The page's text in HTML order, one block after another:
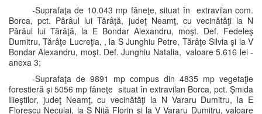
-Suprafaţa de 10.043 mp fâneţe, situat în extravilan com.
Borca, pct. Pârâul lui Tărâţă, judeţ Neamţ, cu vecinătăţi la N
Pârâul lui Tărâţă, la E Bondar Alexandru, moşt. Def. Fedeleş
Dumitru, Tărâţe Lucreţia, , la S Junghiu Petre, Tărâţe Silvia şi la V
Bondar Alexandru, moşt. Def. Junghiu Natalia, valoare 5.616 lei -
anexa 3;
-Suprafaţa de 9891 mp compus din 4835 mp vegetaţie
forestieră şi 5056 mp fâneţe situat în extravilan Borca, pct. Şmida
Ilieştilor, judeţ Neamţ, cu vecinătăţi la N Vararu Dumitru, la E
Florescu Neculai, la S Niţă Florin şi la V Vararu Dumitru, valoare